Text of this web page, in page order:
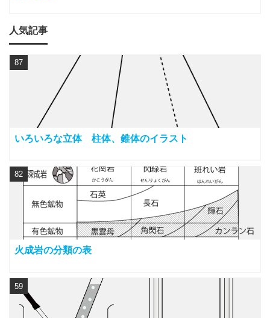
人気記事
いろいろな立体 柱体、錐体のイラスト
87
火成岩の分類の表
82
59